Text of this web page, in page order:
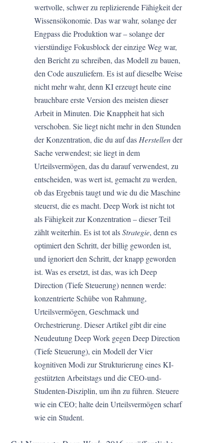
wertvolle, schwer zu replizierende Fähigkeit der
Wissensökonomie. Das war wahr, solange der
Engpass die Produktion war – solange der
vierstündige Fokusblock der einzige Weg war,
den Bericht zu schreiben, das Modell zu bauen,
den Code auszuliefern. Es ist auf dieselbe Weise
nicht mehr wahr, denn KI erzeugt heute eine
brauchbare erste Version des meisten dieser
Arbeit in Minuten. Die Knappheit hat sich
verschoben. Sie liegt nicht mehr in den Stunden
der Konzentration, die du auf dasHerstellender
Sache verwendest; sie liegt in dem
Urteilsvermögen, das du darauf verwendest, zu
entscheiden, was wert ist, gemacht zu werden,
ob das Ergebnis taugt und wie du die Maschine
steuerst, die es macht. Deep Work ist nicht tot
als Fähigkeit zur Konzentration – dieser Teil
zählt weiterhin. Es ist tot alsStrategie, denn es
optimiert den Schritt, der billig geworden ist,
und ignoriert den Schritt, der knapp geworden
ist. Was es ersetzt, ist das, was ich Deep
Direction (Tiefe Steuerung) nennen werde:
konzentrierte Schübe von Rahmung,
Urteilsvermögen, Geschmack und
Orchestrierung. Dieser Artikel gibt dir eine
Neudeutung Deep Work gegen Deep Direction
(Tiefe Steuerung), ein Modell der Vier
kognitiven Modi zur Strukturierung eines KI-
gestützten Arbeitstags und die CEO-und-
Studenten-Disziplin, um ihn zu führen. Steuere
wie ein CEO; halte dein Urteilsvermögen scharf
wie ein Student.